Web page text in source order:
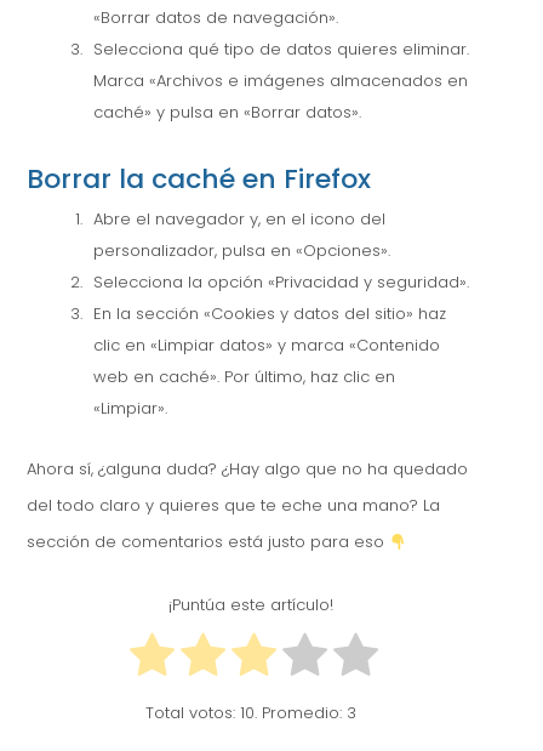
«Borrar datos de navegación».
Selecciona qué tipo de datos quieres eliminar.
Marca «Archivos e imágenes almacenados en
caché» y pulsa en «Borrar datos».
Borrar la caché en Firefox
Abre el navegador y, en el icono del
personalizador, pulsa en «Opciones».
Selecciona la opción «Privacidad y seguridad».
En la sección «Cookies y datos del sitio» haz
clic en «Limpiar datos» y marca «Contenido
web en caché». Por último, haz clic en
«Limpiar».
Ahora sí, ¿alguna duda? ¿Hay algo que no ha quedado
del todo claro y quieres que te eche una mano? La
sección de comentarios está justo para eso
¡Puntúa este artículo!
Total votos: 10. Promedio: 3